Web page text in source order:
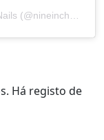
Há registo de